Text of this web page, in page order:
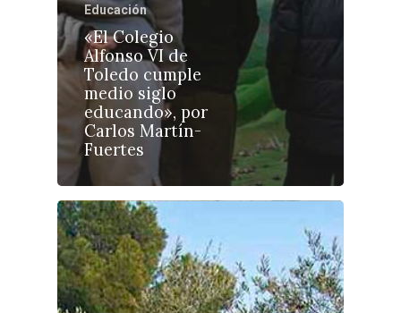
Educación
«El Colegio
Alfonso VI de
Toledo cumple
medio siglo
educando», por
Carlos Martín-
Fuertes
Guadalajara
Talavera
Cultura
Deportes
Sucesos
Medio Ambiente
Planeta Rural
Especiales
Galerías